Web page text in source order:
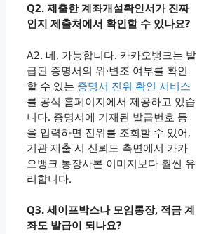
Q2. 제출한 계좌개설확인서가 진짜
인지 제출처에서 확인할 수 있나요?
A2. 네, 가능합니다. 카카오뱅크는 발
급된 증명서의 위·변조 여부를 확인
할 수 있는 증명서 진위 확인 서비스
를 공식 홈페이지에서 제공하고 있습
니다. 증명서에 기재된 발급번호 등
을 입력하면 진위를 조회할 수 있어,
기관 제출 시 신뢰도 측면에서 카카
오뱅크 통장사본 이미지보다 훨씬 유
리합니다.
Q3. 세이프박스나 모임통장, 적금 계
좌도 발급이 되나요?